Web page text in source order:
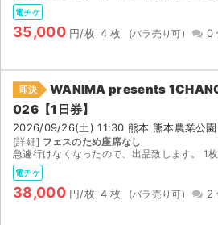
電チケ
35,000 円/枚 4 枚 0
即決
WANIMA presents
026【1日券】
2026/09/26(土) 11:30 熊本 熊本農業公園
[詳細] フェスのため座席なし
急遽行けなくなったので、出品致します。 1枚親チケを含みますので、親チケはQRコードをお送りいたし
電チケ
38,000 円/枚 4 枚 2